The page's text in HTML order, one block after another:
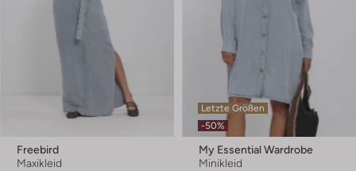
Freebird
Maxikleid
Letzte Größen
-50%
My Essential Wardrobe
Minikleid